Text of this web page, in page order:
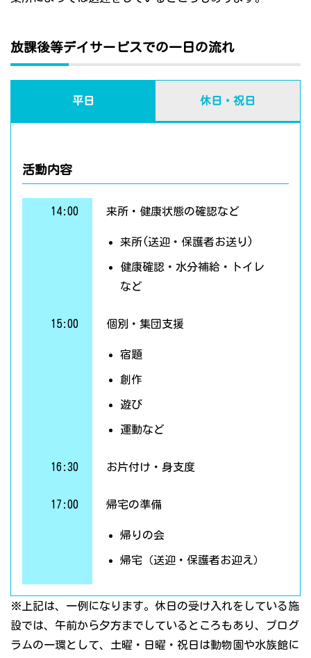
放課後等デイサービスでの一日の流れ
平日 休日・祝日
活動内容
14:00 来所・健康状態の確認など
来所(送迎・保護者お送り)
健康確認・水分補給・トイレ
など
15:00 個別・集団支援
宿題
創作
遊び
運動など
16:30 お片付け・身支度
17:00 帰宅の準備
帰りの会
帰宅（送迎・保護者お迎え）
※上記は、一例になります。休日の受け入れをしている施
設では、午前から夕方までしているところもあり、プログ
ラムの一環として、土曜・日曜・祝日は動物園や水族館に